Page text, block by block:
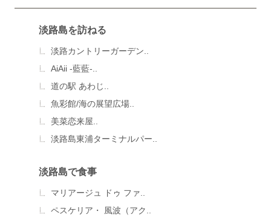
淡路島を訪ねる
淡路カントリーガーデン..
AiAii -藍藍-..
道の駅 あわじ..
魚彩館/海の展望広場..
美菜恋来屋..
淡路島東浦ターミナルパー..
淡路島で食事
マリアージュ ドゥ ファ..
ペスケリア・ 風波（アク..